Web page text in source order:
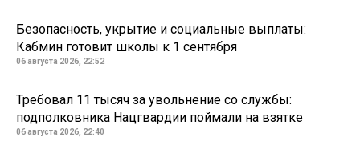
Безопасность, укрытие и социальные выплаты:
Кабмин готовит школы к 1 сентября
06 августа 2026, 22:52
Требовал 11 тысяч за увольнение со службы:
подполковника Нацгвардии поймали на взятке
06 августа 2026, 22:40